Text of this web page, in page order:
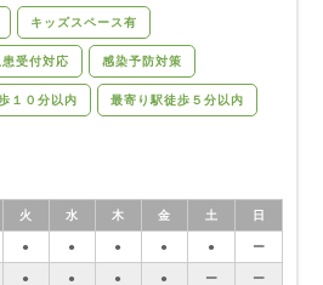
キッズスペース有
受付対応 感染予防対策
１０分以内 最寄り駅徒歩５分以内
火 水 木 金 土
日
● ● ● ● ●
ー
● ● ● ● ー ー